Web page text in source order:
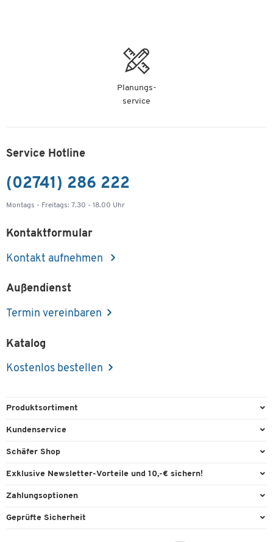
Planungs-
service
Service Hotline
(02741) 286 222
Montags - Freitags: 7.30 - 18.00 Uhr
Kontaktformular
Kontakt aufnehmen
Außendienst
Termin vereinbaren
Katalog
Kostenlos bestellen
Produktsortiment
Büroausstattung
Reinigung & Hygiene
Technik
Kundenservice
Direktbestellung
Kontaktformulare
Lieferinformationen
Schäfer Shop
Services & Leistungen
Workplace Solutions
Exklusive Newsletter-Vorteile und 10,-€ sichern!
Willkommensgutschein
Zahlungsoptionen
Paypal
Geprüfte Sicherheit